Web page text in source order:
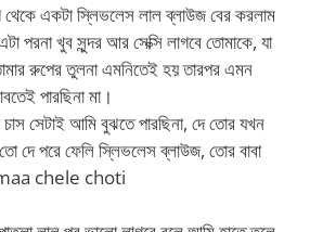
থেকে একটা স্লিভলেস লাল ব্লাউজ বের করলাম
পরনা খুব সুন্দর আর সেক্সি লাগবে তোমাকে, যা
রুপের তুলনা এমনিতেই হয় তারপর এমন
পারছিনা মা।
সেটাই আমি বুঝতে পারছিনা, দে তোর যখন
দে পরে ফেলি স্লিভলেস ব্লাউজ, তোর বাবা
maa chele choti